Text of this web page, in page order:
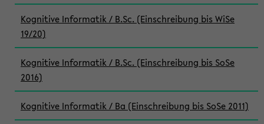
Kognitive Informatik / B.Sc. (Einschreibung bis WiSe
19/20)
Kognitive Informatik / B.Sc. (Einschreibung bis SoSe
2016)
Kognitive Informatik / Ba (Einschreibung bis SoSe 2011)